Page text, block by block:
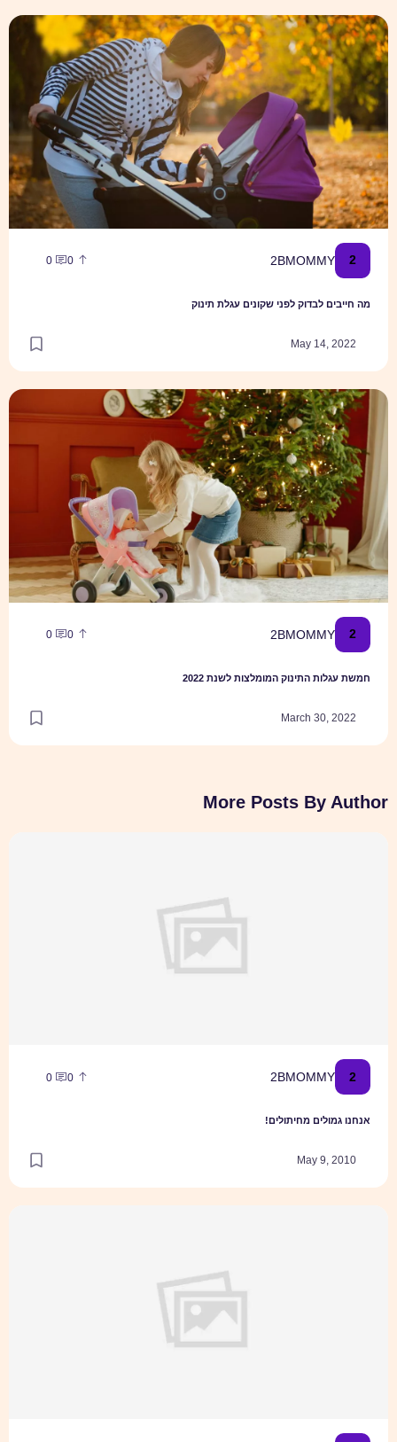
2
2BMOMMY
0
0
מה חייבים לבדוק לפני שקונים עגלת תינוק
May 14, 2022
מה חייבים לבדוק לפני שקונים עגלת תינוק
2
2BMOMMY
0
0
חמשת עגלות התינוק המומלצות לשנת 2022
March 30, 2022
חמשת עגלות התינוק המומלצות לשנת 2022
More Posts By Author
2
2BMOMMY
0
0
אנחנו גמולים מחיתולים!
May 9, 2010